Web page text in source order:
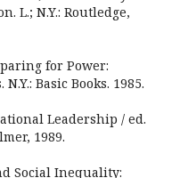
L.; N.Y.: Routledge,
for Power:
Basic Books. 1985.
Leadership / ed.
1989.
Social Inequality: